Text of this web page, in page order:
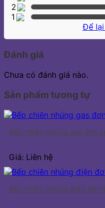
2
1
Để lại
Đánh giá
Chưa có đánh giá nào.
Sản phẩm tương tự
Bếp chiên nhúng gas đơn
Giá: Liên hệ
Bếp chiên nhúng điện đơn